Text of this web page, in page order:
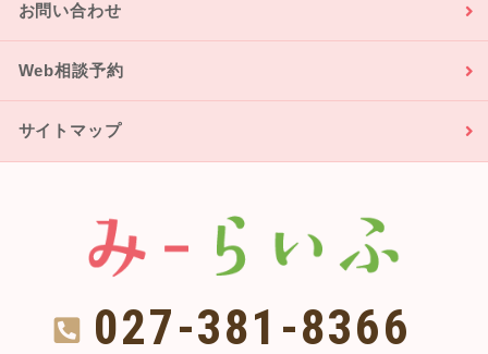
お問い合わせ
Web相談予約
サイトマップ
027-381-8366